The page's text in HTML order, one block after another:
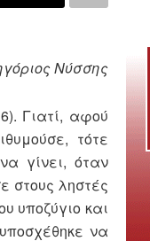
Νύσσης
Γιατί, αφού
τότε
γίνει, όταν
στους ληστές
υποζύγιο και
να